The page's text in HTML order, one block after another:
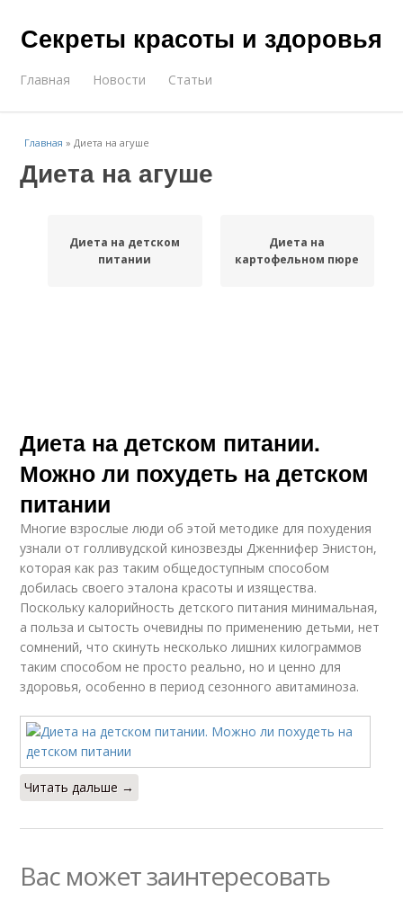
Секреты красоты и здоровья
Главная Новости Статьи
Главная »Диета на агуше
Диета на агуше
Диета на детском
питании
Диета на
картофельном пюре
Диета на детском питании.
Можно ли похудеть на детском
питании
Многие взрослые люди об этой методике для похудения
узнали от голливудской кинозвезды Дженнифер Энистон,
которая как раз таким общедоступным способом
добилась своего эталона красоты и изящества.
Поскольку калорийность детского питания минимальная,
а польза и сытость очевидны по применению детьми, нет
сомнений, что скинуть несколько лишних килограммов
таким способом не просто реально, но и ценно для
здоровья, особенно в период сезонного авитаминоза.
Читать дальше →
Вас может заинтересовать